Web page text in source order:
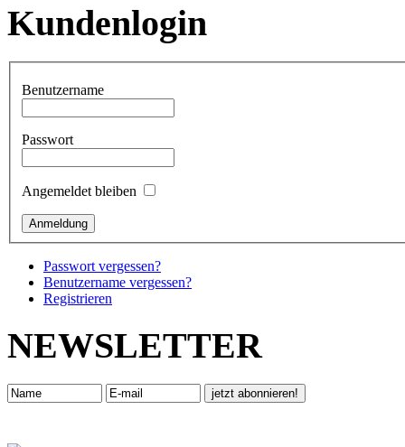
Kundenlogin
Benutzername
Passwort
Angemeldet bleiben
Passwort vergessen?
Benutzername vergessen?
Registrieren
NEWSLETTER